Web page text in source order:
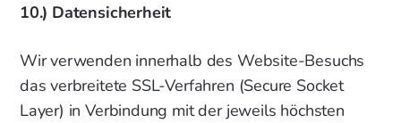
10.) Datensicherheit
Wir verwenden innerhalb des Website-Besuchs
das verbreitete SSL-Verfahren (Secure Socket
Layer) in Verbindung mit der jeweils höchsten